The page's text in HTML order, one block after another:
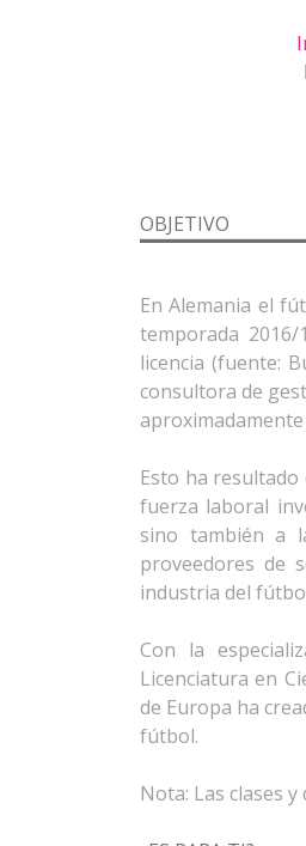
OBJETIVO
En Alemania el
temporada
licencia (fuente:
consultora de
Esto ha
fuerza laboral
sino también a
proveedores de
industria del
Con la
Licenciatura en
de Europa ha
fútbol.